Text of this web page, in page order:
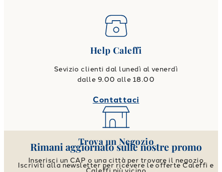
Help Caleffi
Sevizio clienti dal lunedì al venerdì
dalle 9.00 alle 18.00
Contattaci
Trova un Negozio
Inserisci un CAP o una città per trovare il negozio
Rimani aggiornato sulle nostre promo
Iscriviti alla newsletter per ricevere le offerte Caleffi e